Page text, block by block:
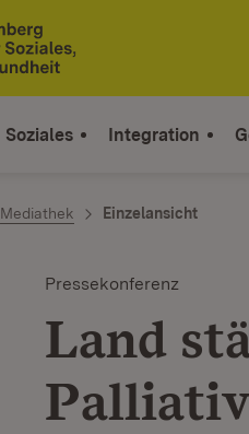
Soziales Integration
Mediathek Einzelansicht
Pressekonferenz
Land